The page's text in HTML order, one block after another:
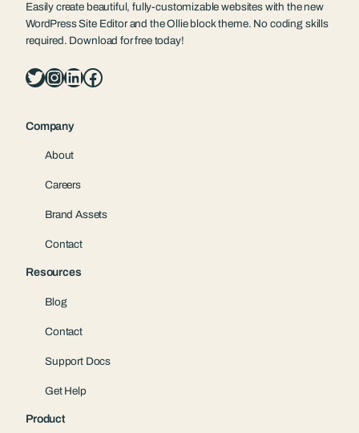
Easily create beautiful, fully-customizable websites with the new
WordPress Site Editor and the Ollie block theme. No coding skills
required. Download for free today!
Twitter InstagramLinkedIn Facebook
Company
About
Careers
Brand Assets
Contact
Resources
Blog
Contact
Support Docs
Get Help
Product